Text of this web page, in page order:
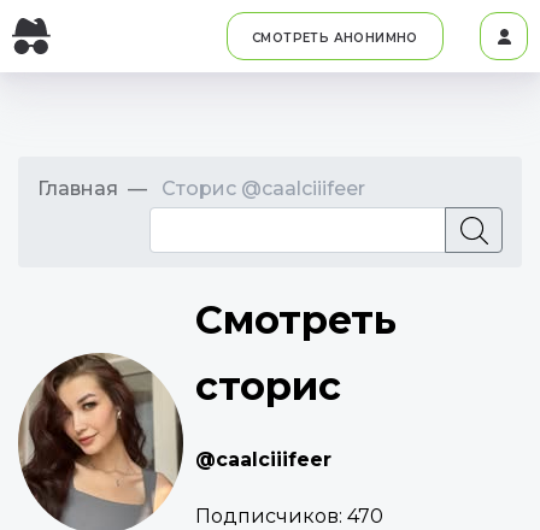
СМОТРЕТЬ АНОНИМНО
Главная Сторис @caalciiifeer
Смотреть
сторис
@caalciiifeer
Подписчиков: 470